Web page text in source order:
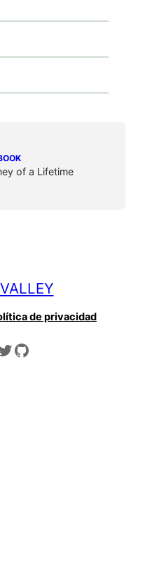
of a Lifetime
de privacidad
GitHub